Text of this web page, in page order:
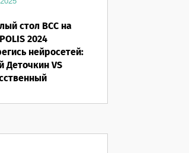
стол ВСС на
2024
нейросетей:
Деточкин VS